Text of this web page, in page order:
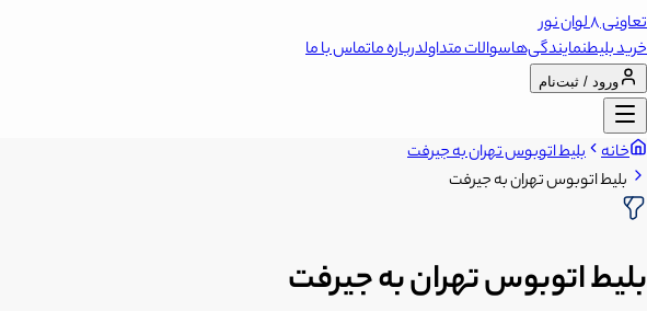
تعاونی 8 لوان نور
خرید بلیطنمایندگی‌هاسوالات متداولدرباره ماتماس با ما
ورود / ثبت‌نام
خانه بلیط اتوبوس تهران به جیرفت
بلیط اتوبوس تهران به جیرفت
بلیط اتوبوس تهران به جیرفت